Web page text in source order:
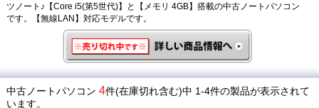
ツノート♪【Core i5(第5世代)】と【メモリ 4GB】搭載の中古ノートパソコン
です。【無線LAN】対応モデルです。
中古ノートパソコン 4件(在庫切れ含む)中 1-4件の製品が表示されて
います。